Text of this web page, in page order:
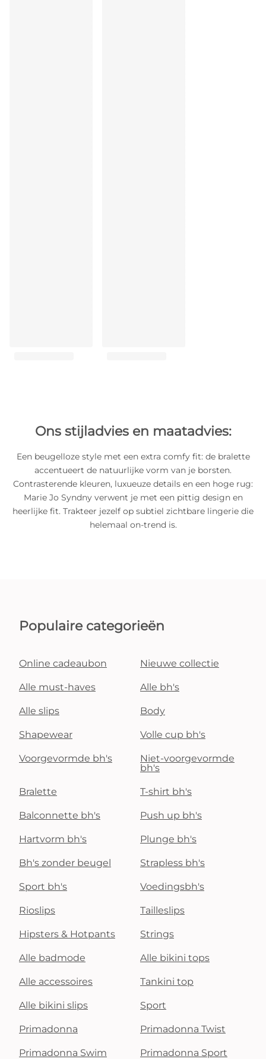
Ons stijladvies en maatadvies:
Een beugelloze style met een extra comfy fit: de bralette
accentueert de natuurlijke vorm van je borsten.
Contrasterende kleuren, luxueuze details en een hoge rug:
Marie Jo Syndny verwent je met een pittig design en
heerlijke fit. Trakteer jezelf op subtiel zichtbare lingerie die
helemaal on-trend is.
Populaire categorieën
Online cadeaubon Nieuwe collectie
Alle must-haves Alle bh's
Alle slips Body
Shapewear Volle cup bh's
Voorgevormde bh's
Niet-voorgevormde
bh's
Bralette T-shirt bh's
Balconnette bh's Push up bh's
Hartvorm bh's Plunge bh's
Bh's zonder beugel Strapless bh's
Sport bh's Voedingsbh's
Rioslips Tailleslips
Hipsters & Hotpants Strings
Alle badmode Alle bikini tops
Alle accessoires Tankini top
Alle bikini slips Sport
Primadonna Primadonna Twist
Primadonna Swim Primadonna Sport